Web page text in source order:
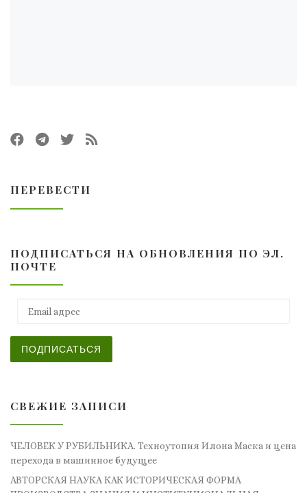
ПЕРЕВЕСТИ
ПОДПИСАТЬСЯ НА ОБНОВЛЕНИЯ ПО ЭЛ.
ПОЧТЕ
ПОДПИСАТЬСЯ
СВЕЖИЕ ЗАПИСИ
ЧЕЛОВЕК У РУБИЛЬНИКА. Техноутопия Илона Маска и цена
перехода в машинное будущее
АВТОРСКАЯ НАУКА КАК ИСТОРИЧЕСКАЯ ФОРМА